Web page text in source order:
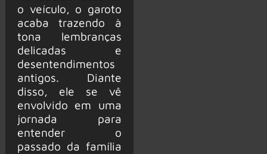
o veículo, o garoto
acaba trazendo à
tona lembranças
delicadas e
desentendimentos
antigos. Diante
disso, ele se vê
envolvido em uma
jornada para
entender o
passado da família